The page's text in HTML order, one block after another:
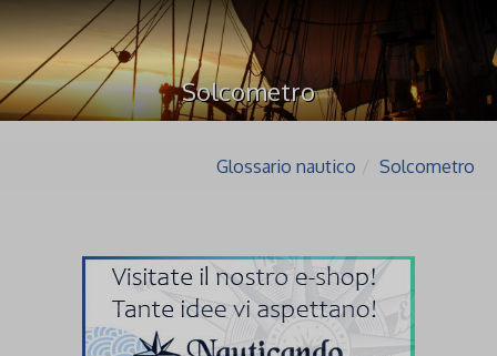
Solcometro
Glossario nautico Solcometro